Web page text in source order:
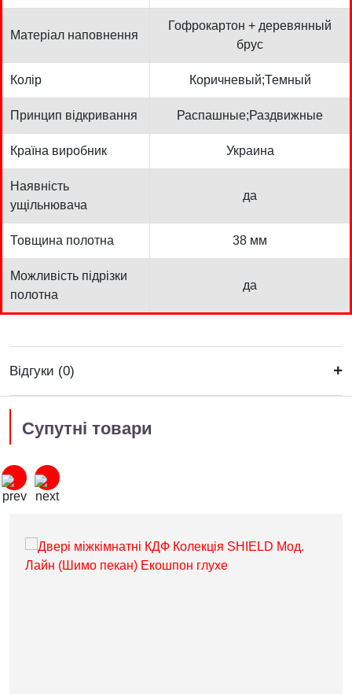
Матеріал наповнення
Гофрокартон + деревянный
брус
Колір Коричневый;Темный
Принцип відкривання Распашные;Раздвижные
Країна виробник Украина
Наявність
ущільнювача
да
Товщина полотна 38 мм
Можливість підрізки
полотна
да
Відгуки (0)
Супутні товари